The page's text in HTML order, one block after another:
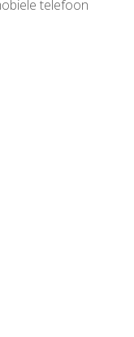
telefoon